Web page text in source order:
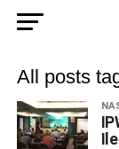
All posts